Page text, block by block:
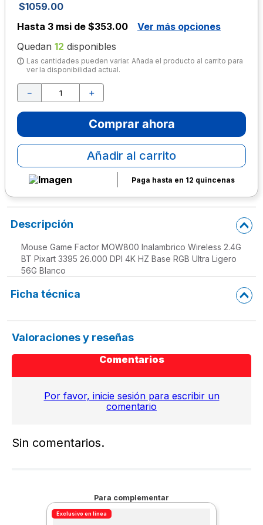
$1059.00
Hasta 3 msi de $353.00
Ver más opciones
Quedan 12 disponibles
Las cantidades pueden variar. Añada el producto al carrito para
ver la disponibilidad actual.
＋
－
Comprar ahora
Añadir al carrito
Paga hasta en 12 quincenas
Descripción
Mouse Game Factor MOW800 Inalambrico Wireless 2.4G
BT Pixart 3395 26.000 DPI 4K HZ Base RGB Ultra Ligero
56G Blanco
Ficha técnica
Valoraciones y reseñas
Comentarios
Por favor, inicie sesión para escribir un
comentario
Sin comentarios.
Para complementar
Exclusivo en línea